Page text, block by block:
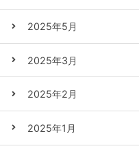
2025年5月
2025年3月
2025年2月
2025年1月